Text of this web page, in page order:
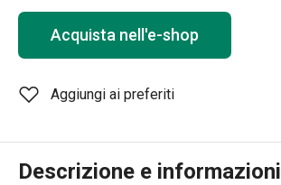
Acquista nell'e-shop
Aggiungi ai preferiti
Descrizione e informazioni